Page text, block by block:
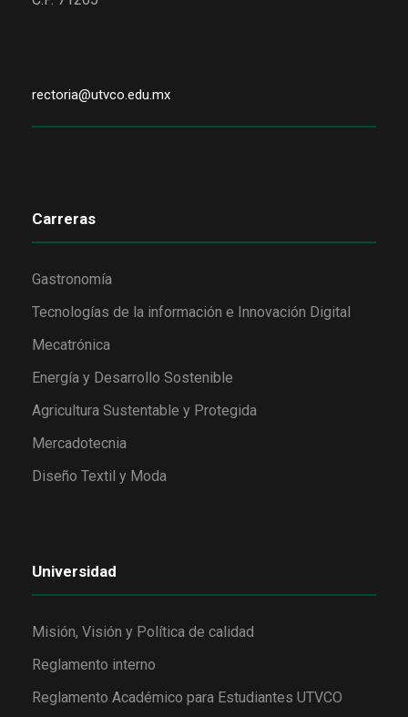
rectoria@utvco.edu.mx
Carreras
Gastronomía
Tecnologías de la información e Innovación Digital
Mecatrónica
Energía y Desarrollo Sostenible
Agricultura Sustentable y Protegida
Mercadotecnia
Diseño Textil y Moda
Universidad
Misión, Visión y Política de calidad
Reglamento interno
Reglamento Académico para Estudiantes UTVCO